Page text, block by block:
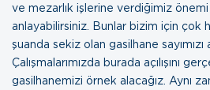
ve mezarlık işlerine verdiğimiz
anlayabilirsiniz. Bunlar bizim için çok
şuanda sekiz olan gasilhane sayımızı
Çalışmalarımızda burada açılışını
gasilhanemizi örnek alacağız. Aynı